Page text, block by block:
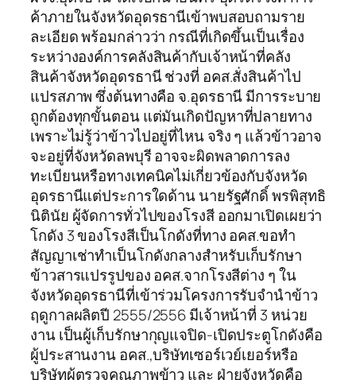
ค้าภายในจังหวัดอุดรธานีเข้าพบสอบถามราย
ละเอียด พร้อมกล่าวว่า กรณีที่เกิดขึ้นเป็นเรื่อง
ระหว่างองค์การคลังสินค้ากับเจ้าหน้าที่คลัง
สินค้าจังหวัดอุดรธานี ช่วงที่ อคส.สั่งสินค้าไป
แปรสภาพ ซึ่งต้นทางคือ จ.อุดรธานี มีการระบาย
ถูกต้องทุกขั้นตอน แต่มันเกิดปัญหาที่ปลายทาง
เพราะไม่รู้ว่าข้าวไปอยู่ที่ไหน จริง ๆ แล้วข้าวอาจ
จะอยู่ที่จังหวัดลพบุรี อาจจะผิดพลาดการลง
ทะเบียนหรือทางเทคนิคไม่เกี่ยวข้องกับจังหวัด
อุดรธานีแต่ประการใดด้าน นายรัฐศักดิ์ พรพิสุทธิ
นิตินัย ผู้จัดการทั่วไปของโรงสี ออกมาเปิดเผยว่า
โกดัง 3 ของโรงสีเป็นโกดังที่ทาง อคส.ขอทำ
สัญญาเช่าทำเป็นโกดังกลางสำหรับเก็บรักษา
ข้าวสารแปรรูปของ อคส.จากโรงสีต่าง ๆ ใน
จังหวัดอุดรธานีที่เข้าร่วมโครงการรับจำนำข้าว
ฤดูกาลผลิตปี 2555/2556 มีเจ้าหน้าที่ 3 หน่วย
งาน เป็นผู้เก็บรักษากุญแจปิด-เปิดประตูโกดังคือ
ผู้ประสานงาน อคส.,บริษัทเซอร์เวย์เยอร์หรือ
บริษัทผู้ตรวจคุณภาพข้าว และ ฝ่ายจังหวัดคือ